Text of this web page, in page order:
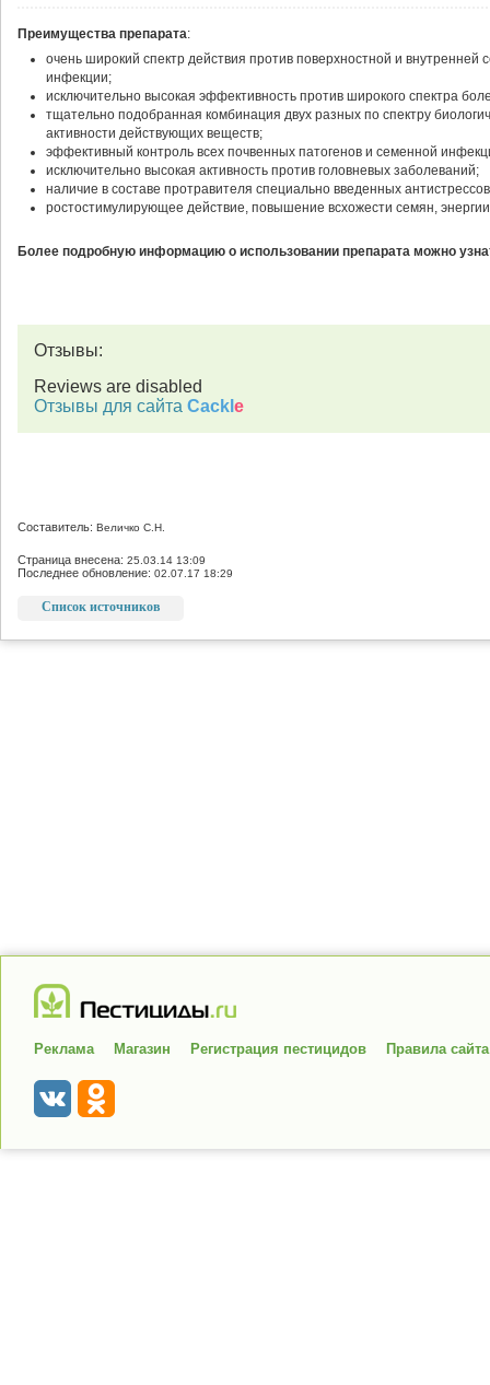
Преимущества препарата:
очень широкий спектр действия против поверхностной и внутренней
инфекции;
исключительно высокая эффективность против широкого спектра
тщательно подобранная комбинация двух разных по спектру
активности действующих веществ;
эффективный контроль всех почвенных патогенов и семенной
исключительно высокая активность против головневых заболеваний;
наличие в составе протравителя специально введенных
ростостимулирующее действие, повышение всхожести семян,
Более подробную информацию о использовании препарата можно
Отзывы:
Reviews are disabled
Отзывы для сайта Cackl e
Составитель: Величко С.Н.
Страница внесена: 25.03.14 13:09
Последнее обновление: 02.07.17 18:29
Список источников
Реклама Магазин Регистрация пестицидов Правила сайта